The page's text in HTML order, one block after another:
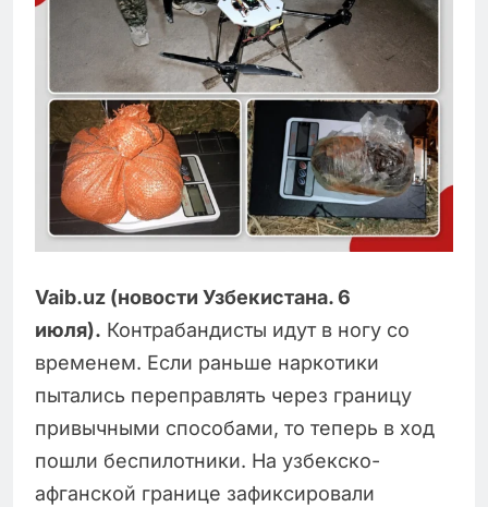
Vaib.uz (новости Узбекистана. 6
июля). Контрабандисты идут в ногу со
временем. Если раньше наркотики
пытались переправлять через границу
привычными способами, то теперь в ход
пошли беспилотники. На узбекско-
афганской границе зафиксировали